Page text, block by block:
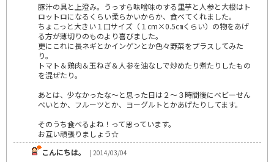
豚汁の具と上澄み。うっすら味噌味のする里芋と人参と大根はト
ロットロになるくらい柔らかいからか、食べてくれました。
ちょこっと大きい１口サイズ（１cm×0.5㎝くらい）の物をあげ
る方が薄切りのものより喜びました。
更にこれに長ネギとかインゲンとか色々野菜をプラスしてみた
り。
トマト＆鶏肉＆玉ねぎ＆人参を油なしで炒めたり煮たりしたもの
を混ぜたり。
あとは、少なかったな～と思った日は２～３時間後にベビーせん
べいとか、フルーツとか、ヨーグルトとかあげたりしてます。
そのうち食べるよね！って思っています。
お互い頑張りましょう☆
こんにちは。
| 2014/03/04